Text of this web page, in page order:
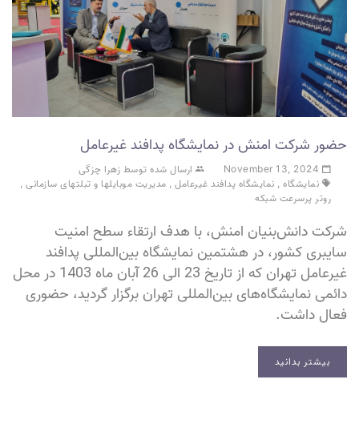
حضور شرکت امنش در نمایشگاه پدافند غیرعامل
ارسال شده توسط زهرا چزگی
نمایشگاه , نمایشگاه پدافند غیرعامل , مدیریت موبایلها و تبلتهای سازمانی ,
روتر پرسرعت شبکه
شرکت دانش‌بنیان امنش، با هدف ارتقاء سطح امنیت
سایبری کشور، در هشتمین نمایشگاه بین‌المللی پدافند
غیرعامل تهران که از تاریخ 23 الی 26 آبان ماه 1403 در محل
دائمی نمایشگاه‌های بین‌المللی تهران برگزار گردید، حضوری
فعال داشت.
بیشتر بدانید